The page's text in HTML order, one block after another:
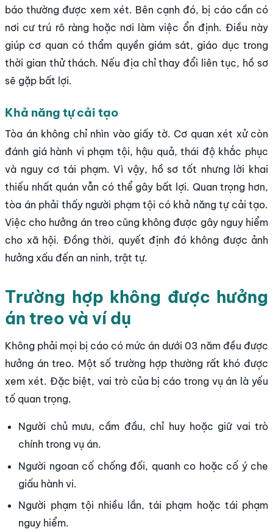
báo thường được xem xét. Bên cạnh đó, bị cáo cần có
nơi cư trú rõ ràng hoặc nơi làm việc ổn định. Điều này
giúp cơ quan có thẩm quyền giám sát, giáo dục trong
thời gian thử thách. Nếu địa chỉ thay đổi liên tục, hồ sơ
sẽ gặp bất lợi.
Khả năng tự cải tạo
Tòa án không chỉ nhìn vào giấy tờ. Cơ quan xét xử còn
đánh giá hành vi phạm tội, hậu quả, thái độ khắc phục
và nguy cơ tái phạm. Vì vậy, hồ sơ tốt nhưng lời khai
thiếu nhất quán vẫn có thể gây bất lợi. Quan trọng hơn,
tòa án phải thấy người phạm tội có khả năng tự cải tạo.
Việc cho hưởng án treo cũng không được gây nguy hiểm
cho xã hội. Đồng thời, quyết định đó không được ảnh
hưởng xấu đến an ninh, trật tự.
Trường hợp không được hưởng
án treo và ví dụ
Không phải mọi bị cáo có mức án dưới 03 năm đều được
hưởng án treo. Một số trường hợp thường rất khó được
xem xét. Đặc biệt, vai trò của bị cáo trong vụ án là yếu
tố quan trọng.
Người chủ mưu, cầm đầu, chỉ huy hoặc giữ vai trò
chính trong vụ án.
Người ngoan cố chống đối, quanh co hoặc cố ý che
giấu hành vi.
Người phạm tội nhiều lần, tái phạm hoặc tái phạm
nguy hiểm.